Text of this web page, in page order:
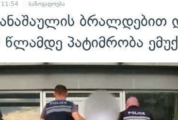
11:54 საზოგადოება
ბრალდებით
პატიმრობა